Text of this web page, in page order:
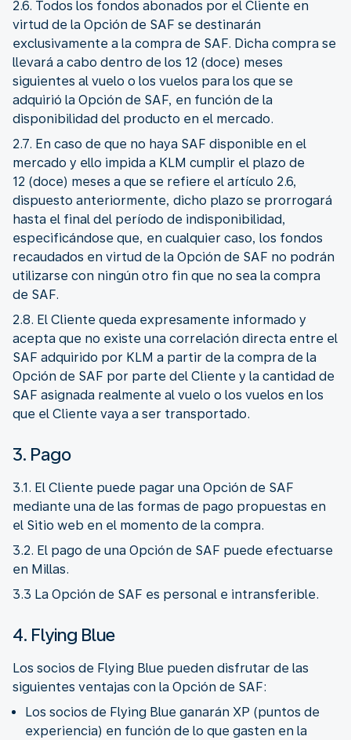
2.6. Todos los fondos abonados por el Cliente en
virtud de la Opción de SAF se destinarán
exclusivamente a la compra de SAF. Dicha compra se
llevará a cabo dentro de los 12 (doce) meses
siguientes al vuelo o los vuelos para los que se
adquirió la Opción de SAF, en función de la
disponibilidad del producto en el mercado.
2.7. En caso de que no haya SAF disponible en el
mercado y ello impida a KLM cumplir el plazo de
12 (doce) meses a que se refiere el artículo 2.6,
dispuesto anteriormente, dicho plazo se prorrogará
hasta el final del período de indisponibilidad,
especificándose que, en cualquier caso, los fondos
recaudados en virtud de la Opción de SAF no podrán
utilizarse con ningún otro fin que no sea la compra
de SAF.
2.8. El Cliente queda expresamente informado y
acepta que no existe una correlación directa entre el
SAF adquirido por KLM a partir de la compra de la
Opción de SAF por parte del Cliente y la cantidad de
SAF asignada realmente al vuelo o los vuelos en los
que el Cliente vaya a ser transportado.
3. Pago
3.1. El Cliente puede pagar una Opción de SAF
mediante una de las formas de pago propuestas en
el Sitio web en el momento de la compra.
3.2. El pago de una Opción de SAF puede efectuarse
en Millas.
3.3 La Opción de SAF es personal e intransferible.
4. Flying Blue
Los socios de Flying Blue pueden disfrutar de las
siguientes ventajas con la Opción de SAF:
Los socios de Flying Blue ganarán XP (puntos de
experiencia) en función de lo que gasten en la